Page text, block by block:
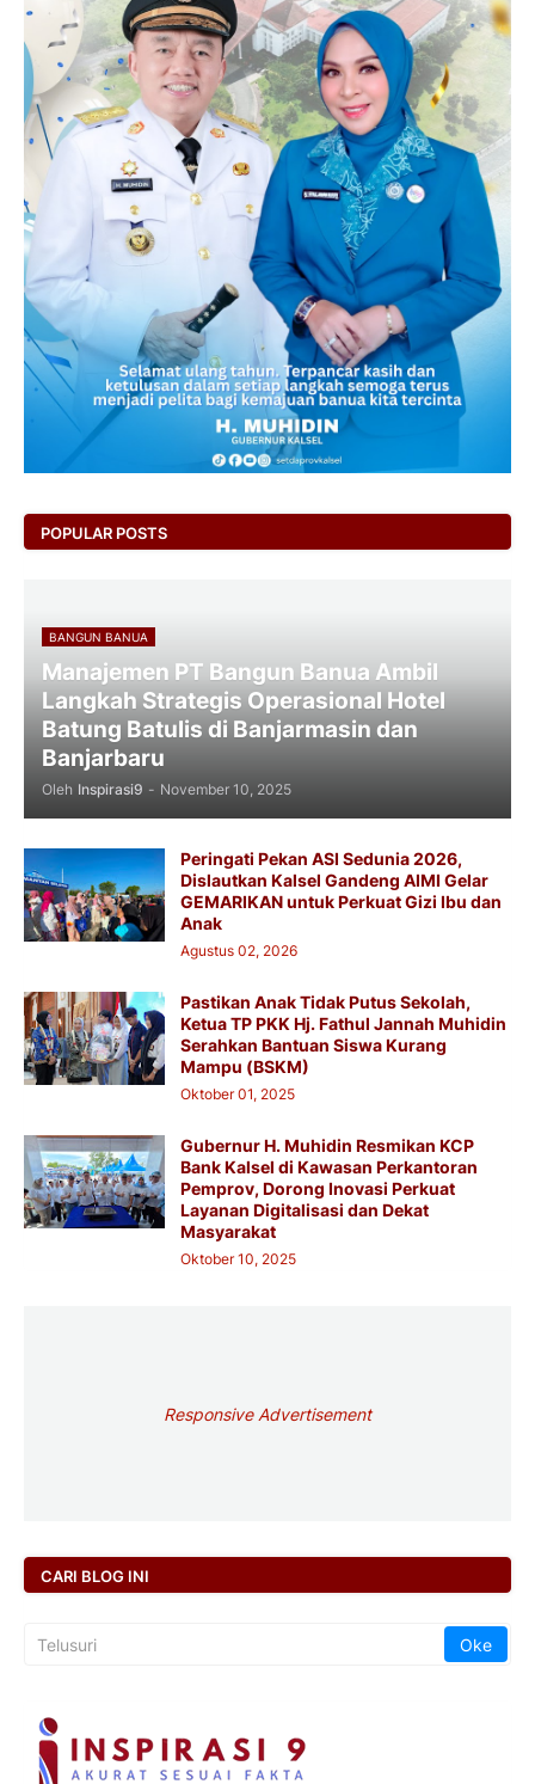
POPULAR POSTS
BANGUN BANUA
Manajemen PT Bangun Banua Ambil
Langkah Strategis Operasional Hotel
Batung Batulis di Banjarmasin dan
Banjarbaru
Oleh Inspirasi9 - November 10, 2025
Peringati Pekan ASI Sedunia 2026,
Dislautkan Kalsel Gandeng AIMI Gelar
GEMARIKAN untuk Perkuat Gizi Ibu dan
Anak
Agustus 02, 2026
Pastikan Anak Tidak Putus Sekolah,
Ketua TP PKK Hj. Fathul Jannah Muhidin
Serahkan Bantuan Siswa Kurang
Mampu (BSKM)
Oktober 01, 2025
Gubernur H. Muhidin Resmikan KCP
Bank Kalsel di Kawasan Perkantoran
Pemprov, Dorong Inovasi Perkuat
Layanan Digitalisasi dan Dekat
Masyarakat
Oktober 10, 2025
Responsive Advertisement
CARI BLOG INI